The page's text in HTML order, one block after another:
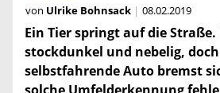
von Ulrike Bohnsack 08.02.2019
Ein Tier springt auf die Straße.
stockdunkel und nebelig,
selbstfahrende Auto bremst